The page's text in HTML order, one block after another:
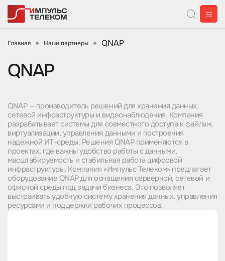
Главная Наши партнеры QNAP
QNAP
QNAP — производитель решений для хранения данных,
сетевой инфраструктуры и видеонаблюдения. Компания
разрабатывает системы для совместного доступа к файлам,
виртуализации, управления данными и построения
надежной ИТ-среды. Решения QNAP применяются в
проектах, где важны удобство работы с данными,
масштабируемость и стабильная работа цифровой
инфраструктуры. Компания «Импульс Телеком» предлагает
оборудование QNAP для оснащения серверной, сетевой и
офисной среды под задачи бизнеса. Это позволяет
выстраивать удобную систему хранения данных, управления
ресурсами и поддержки рабочих процессов.